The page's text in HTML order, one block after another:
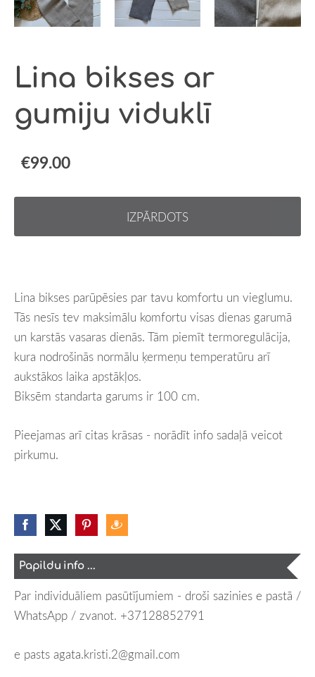
Papildu info ...
Par individuāliem pasūtījumiem - droši sazinies e pastā /
WhatsApp / zvanot. +37128852791
e pasts agata.kristi.2@gmail.com
Lina bikses ar
gumiju viduklī
€99.00
IZPĀRDOTS
Lina bikses parūpēsies par tavu komfortu un vieglumu.
Tās nesīs tev maksimālu komfortu visas dienas garumā
un karstās vasaras dienās. Tām piemīt termoregulācija,
kura nodrošinās normālu ķermeņu temperatūru arī
aukstākos laika apstākļos.
Biksēm standarta garums ir 100 cm.
Pieejamas arī citas krāsas - norādīt info sadaļā veicot
pirkumu.